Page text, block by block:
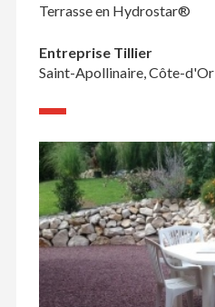
Terrasse en Hydrostar®
Entreprise Tillier
Saint-Apollinaire, Côte-d'Or